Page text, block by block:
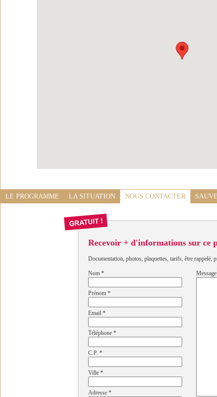
LE PROGRAMME LA SITUATION NOUS CONTACTER
Recevoir + d'informations sur ce
Documentation, photos, plaquettes, tarifs, être rappelé,
Nom *
Prénom *
Email *
Téléphone *
C.P. *
Ville *
Adresse *
Message